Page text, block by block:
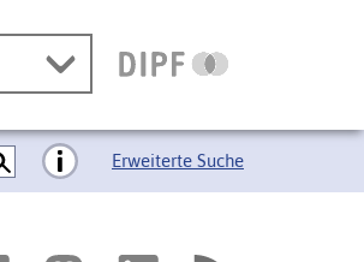
Erweiterte Suche